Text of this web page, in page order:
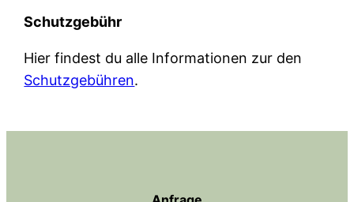
Schutzgebühr
Hier findest du alle Informationen zur den
Schutzgebühren.